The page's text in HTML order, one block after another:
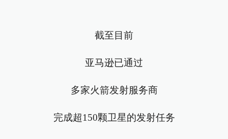
截至目前
亚马逊已通过
多家火箭发射服务商
完成超150颗卫星的发射任务